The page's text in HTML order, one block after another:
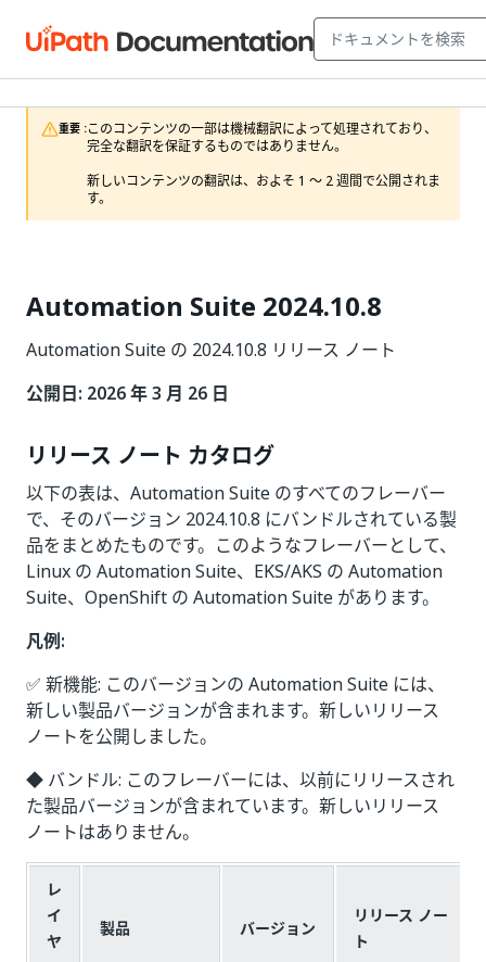
重要 :このコンテンツの一部は機械翻訳によって処理されており、
完全な翻訳を保証するものではありません。
新しいコンテンツの翻訳は、およそ 1 ～ 2 週間で公開されま
す。
Automation Suite 2024.10.8
Automation Suite の 2024.10.8 リリース ノート
公開日: 2026 年 3 月 26 日
リリース ノート カタログ
以下の表は、Automation Suite のすべてのフレーバー
で、そのバージョン 2024.10.8 にバンドルされている製
品をまとめたものです。このようなフレーバーとして、
Linux の Automation Suite、EKS/AKS の Automation
Suite、OpenShift の Automation Suite があります。
凡例:
✅ 新機能: このバージョンの Automation Suite には、
新しい製品バージョンが含まれます。新しいリリース
ノートを公開しました。
◆ バンドル: このフレーバーには、以前にリリースされ
た製品バージョンが含まれています。新しいリリース
ノートはありません。
レ
イ
ヤ
製品 バージョン
リリース ノー
ト